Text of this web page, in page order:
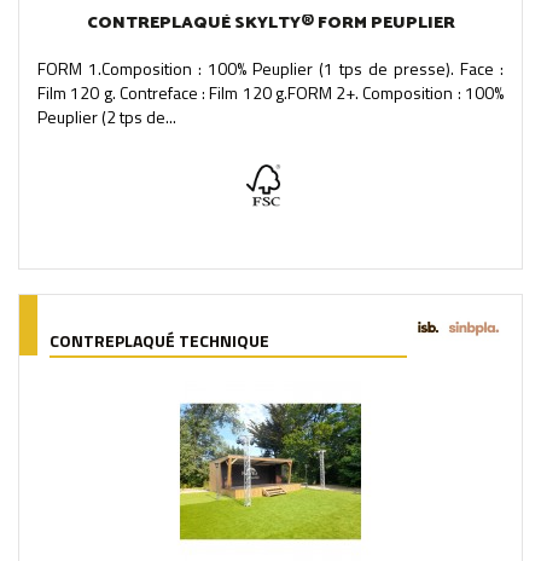
CONTREPLAQUÉ SKYLTY® FORM PEUPLIER
FORM 1.Composition : 100% Peuplier (1 tps de presse). Face :
Film 120 g. Contreface : Film 120 g.FORM 2+. Composition : 100%
Peuplier (2 tps de...
CONTREPLAQUÉ TECHNIQUE